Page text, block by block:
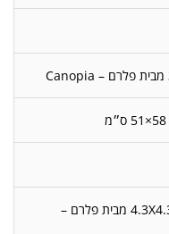
רשתות נגד יתושים לגזיבו 4.3X4.3 Palermo מבית פלרם –